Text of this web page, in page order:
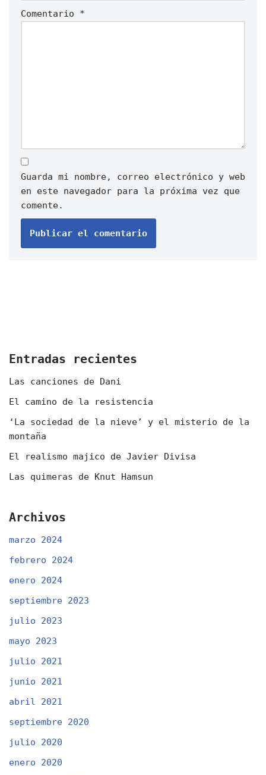
Comentario *
Guarda mi nombre, correo electrónico y web
en este navegador para la próxima vez que
comente.
Entradas recientes
Las canciones de Dani
El camino de la resistencia
‘La sociedad de la nieve’ y el misterio de la
montaña
El realismo majico de Javier Divisa
Las quimeras de Knut Hamsun
Archivos
marzo 2024
febrero 2024
enero 2024
septiembre 2023
julio 2023
mayo 2023
julio 2021
junio 2021
abril 2021
septiembre 2020
julio 2020
enero 2020